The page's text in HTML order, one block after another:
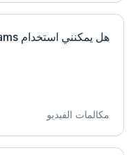
هل يمكنني استخدام Teams على جهازي المحمول؟
مكالمات الفيديو